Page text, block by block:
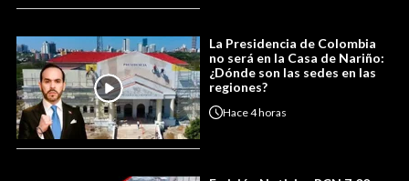
La Presidencia de Colombia
no será en la Casa de Nariño:
¿Dónde son las sedes en las
regiones?
Hace4 horas